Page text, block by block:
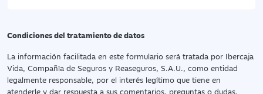
Condiciones del tratamiento de datos
La información facilitada en este formulario será tratada por Ibercaja
Vida, Compañía de Seguros y Reaseguros, S.A.U., como entidad
legalmente responsable, por el interés legítimo que tiene en
atenderle y dar respuesta a sus comentarios, preguntas o dudas.